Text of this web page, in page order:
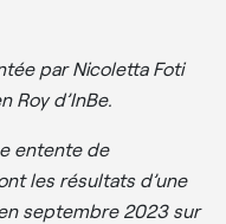
par Nicoletta Foti
Roy d’InBe.
entente de
les résultats d’une
septembre 2023 sur